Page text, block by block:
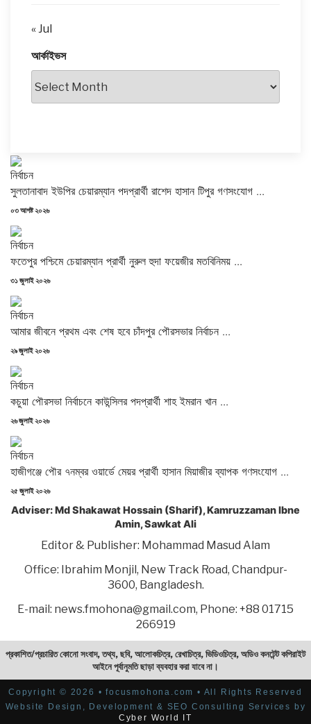
« Jul
আর্কাইভস
নির্বাচন
সুলতানাবাদ ইউপির চেয়ারম্যান পদপ্রার্থী রাশেদ হাসান টিপুর গণসংযোগ ...
Posted
০৩ আগষ্ট ২০২৬
নির্বাচন
ফতেপুর পশ্চিমে চেয়ারম্যান প্রার্থী নুরুল হুদা ফয়েজীর মতবিনিময় ...
Posted
৩১ জুলাই ২০২৬
নির্বাচন
আমার জীবনে প্রথম এবং শেষ হবে চাঁদপুর পৌরসভার নির্বাচন ...
Posted
২৯ জুলাই ২০২৬
নির্বাচন
কচুয়া পৌরসভা নির্বাচনে কাউন্সিলর পদপ্রার্থী শাহ ইমরান খান ...
Posted
২৬ জুলাই ২০২৬
নির্বাচন
হাজীগঞ্জে পৌর ৭নম্বর ওয়ার্ডে মেয়র প্রার্থী হাসান মিয়াজীর ব্যাপক গণসংযোগ ...
Posted
২৫ জুলাই ২০২৬
Adviser: Md Shakawat Hossain (Sharif), Kamruzzaman Ibne
Amin, Sawkat Ali
Editor & Publisher: Mohammad Masud Alam
Office: Ibrahim Monjil, New Track Road, Chandpur-
3600, Bangladesh.
E-mail: news.fmohona@gmail.com, Phone: +88 01715
266919
প্রকাশিত/প্রচারিত কোনো সংবাদ, তথ্য, ছবি, আলোকচিত্র, রেখাচিত্র, ভিডিওচিত্র, অডিও কনটেন্ট কপিরাইট
আইনে পূর্বানুমতি ছাড়া ব্যবহার করা যাবে না।
Copyright © 2026 • focusmohona.com • All Rights Reserved
Website Design, Development & SEO Consulting Services by
Cyber World IT